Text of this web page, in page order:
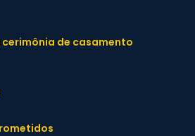
de casamento